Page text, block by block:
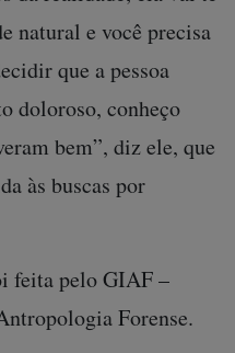
natural e você precisa
que a pessoa
doloroso, conheço
bem”, diz ele, que
às buscas por
feita pelo GIAF –
Forense.